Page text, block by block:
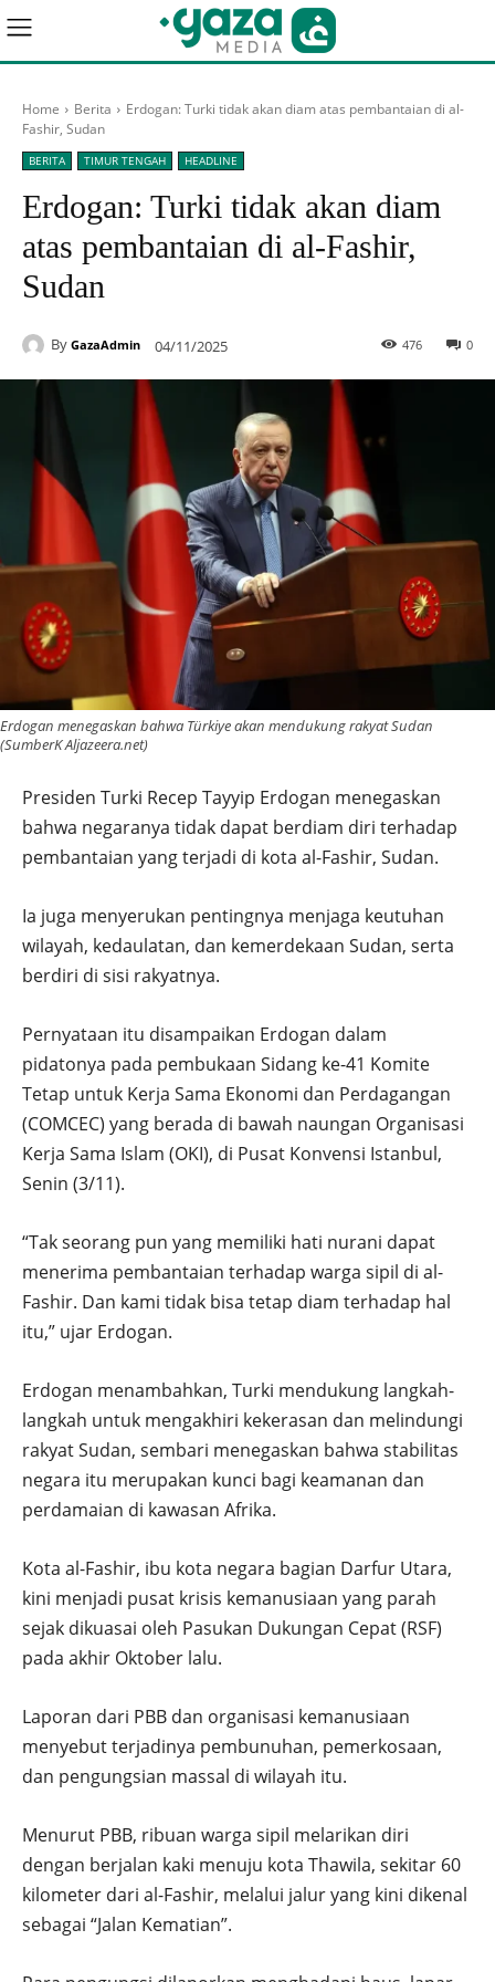
Home Berita
Erdogan: Turki tidak akan diam atas pembantaian di al-
Fashir, Sudan
BERITA TIMUR TENGAH HEADLINE
Erdogan: Turki tidak akan diam
atas pembantaian di al-Fashir,
Sudan
By GazaAdmin 04/11/2025 0
476
Erdogan menegaskan bahwa Türkiye akan mendukung rakyat Sudan
(SumberK Aljazeera.net)
Presiden Turki Recep Tayyip Erdogan menegaskan
bahwa negaranya tidak dapat berdiam diri terhadap
pembantaian yang terjadi di kota al-Fashir, Sudan.
Ia juga menyerukan pentingnya menjaga keutuhan
wilayah, kedaulatan, dan kemerdekaan Sudan, serta
berdiri di sisi rakyatnya.
Pernyataan itu disampaikan Erdogan dalam
pidatonya pada pembukaan Sidang ke-41 Komite
Tetap untuk Kerja Sama Ekonomi dan Perdagangan
(COMCEC) yang berada di bawah naungan Organisasi
Kerja Sama Islam (OKI), di Pusat Konvensi Istanbul,
Senin (3/11).
“Tak seorang pun yang memiliki hati nurani dapat
menerima pembantaian terhadap warga sipil di al-
Fashir. Dan kami tidak bisa tetap diam terhadap hal
itu,” ujar Erdogan.
Erdogan menambahkan, Turki mendukung langkah-
langkah untuk mengakhiri kekerasan dan melindungi
rakyat Sudan, sembari menegaskan bahwa stabilitas
negara itu merupakan kunci bagi keamanan dan
perdamaian di kawasan Afrika.
Kota al-Fashir, ibu kota negara bagian Darfur Utara,
kini menjadi pusat krisis kemanusiaan yang parah
sejak dikuasai oleh Pasukan Dukungan Cepat (RSF)
pada akhir Oktober lalu.
Laporan dari PBB dan organisasi kemanusiaan
menyebut terjadinya pembunuhan, pemerkosaan,
dan pengungsian massal di wilayah itu.
Menurut PBB, ribuan warga sipil melarikan diri
dengan berjalan kaki menuju kota Thawila, sekitar 60
kilometer dari al-Fashir, melalui jalur yang kini dikenal
sebagai “Jalan Kematian”.